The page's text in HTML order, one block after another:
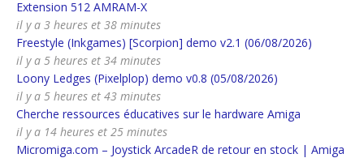
Extension 512 AMRAM-X
il y a 3 heures et 38 minutes
Freestyle (Inkgames) [Scorpion] demo v2.1 (06/08/2026)
il y a 5 heures et 34 minutes
Loony Ledges (Pixelplop) demo v0.8 (05/08/2026)
il y a 5 heures et 43 minutes
Cherche ressources éducatives sur le hardware Amiga
il y a 14 heures et 25 minutes
Micromiga.com – Joystick ArcadeR de retour en stock | Amiga